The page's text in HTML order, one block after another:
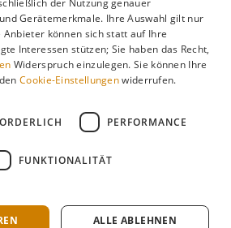
Seite? Teile sie auf Pinterest!
Auf Pinterest merken
Aufbereitung ·
der Nutzung genauer
Gerätemerkmale. Ihre Auswahl gilt nur
können sich statt auf Ihre
Interessen stützen; Sie haben das Recht,
Widerspruch einzulegen. Sie können Ihre
Cookie-Einstellungenwiderrufen.
PERFORMANCE
FUNKTIONALITÄT
ALLE ABLEHNEN